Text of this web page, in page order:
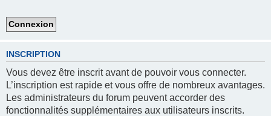
INSCRIPTION
Vous devez être inscrit avant de pouvoir vous connecter.
L’inscription est rapide et vous offre de nombreux avantages.
Les administrateurs du forum peuvent accorder des
fonctionnalités supplémentaires aux utilisateurs inscrits.